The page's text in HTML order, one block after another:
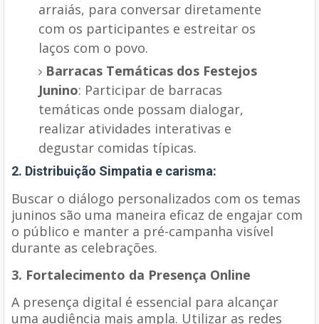
arraiás, para conversar diretamente
com os participantes e estreitar os
laços com o povo.
Barracas Temáticas dos Festejos
Junino: Participar de barracas
temáticas onde possam dialogar,
realizar atividades interativas e
degustar comidas típicas.
2. Distribuição Simpatia e carisma:
Buscar o diálogo personalizados com os temas
juninos são uma maneira eficaz de engajar com
o público e manter a pré-campanha visível
durante as celebrações.
3. Fortalecimento da Presença Online
A presença digital é essencial para alcançar
uma audiência mais ampla. Utilizar as redes